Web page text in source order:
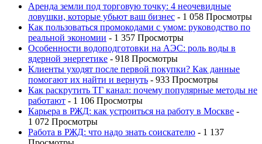
Аренда земли под торговую точку: 4 неочевидные
ловушки, которые убьют ваш бизнес - 1 058 Просмотры
Как пользоваться промокодами с умом: руководство по
реальной экономии - 1 357 Просмотры
Особенности водоподготовки на АЭС: роль воды в
ядерной энергетике - 918 Просмотры
Клиенты уходят после первой покупки? Как данные
помогают их найти и вернуть - 933 Просмотры
Как раскрутить ТГ канал: почему популярные методы не
работают - 1 106 Просмотры
Карьера в РЖД: как устроиться на работу в Москве -
1 072 Просмотры
Работа в РЖД: что надо знать соискателю - 1 137